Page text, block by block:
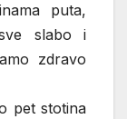
puta,
slabo i
zdravo
pet stotina